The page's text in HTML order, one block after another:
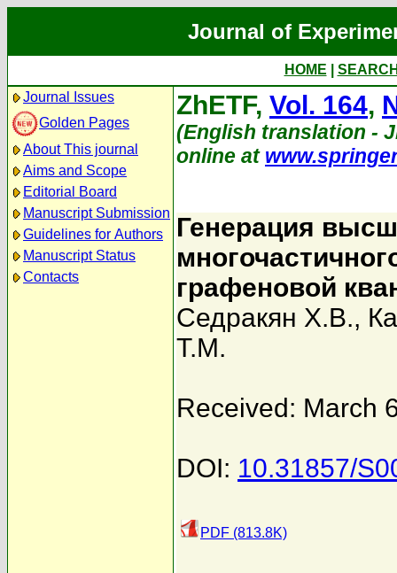
Journal of
HOME
Journal Issues
Golden Pages
About This journal
Aims and Scope
Editorial Board
Manuscript Submission
Guidelines for Authors
Manuscript Status
Contacts
ZhETF, Vol. 164,
(English translation -
online at
Генерация
графеновой
Седракян Х.В.,
Т.М.
Received: March
DOI: 10.31857/
PDF (813.8K)